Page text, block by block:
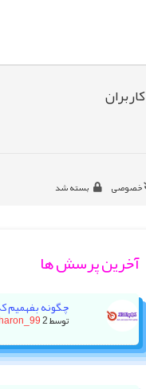
کاربران
خصوصی بسته شد
آخرین پرسش ها
چگونه بفهمیم
توسط2 روز پیش